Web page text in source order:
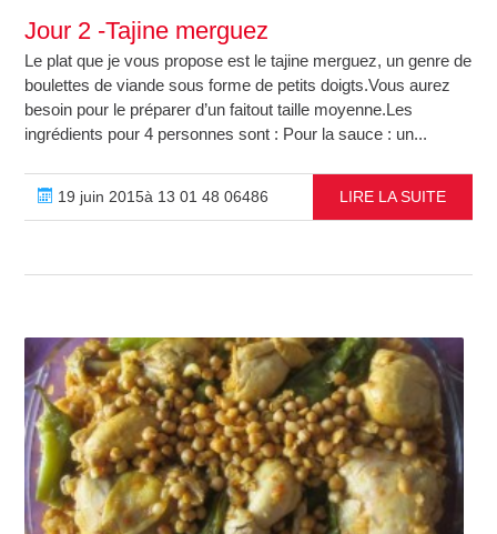
Jour 2 -Tajine merguez
Le plat que je vous propose est le tajine merguez, un genre de
boulettes de viande sous forme de petits doigts.Vous aurez
besoin pour le préparer d’un faitout taille moyenne.Les
ingrédients pour 4 personnes sont : Pour la sauce : un...
19 juin 2015à 13 01 48 06486 LIRE LA SUITE